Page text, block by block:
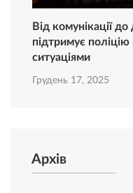
Від комунікації
підтримує
ситуаціями
Грудень 17, 2025
Архів